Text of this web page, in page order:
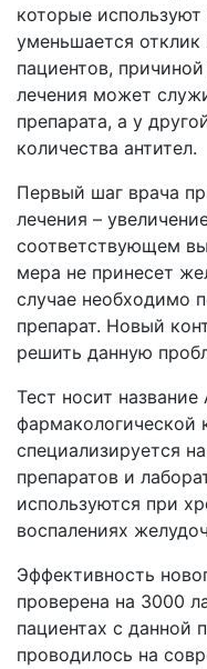
которые
уменьшается
пациентов,
лечения может
препарата, а у
количества антител.
Первый шаг врача
лечения –
соответствующем
мера не принесет
случае необходимо
препарат. Новый
решить данную
Тест носит
специализируется
препаратов и
используются при
воспалениях
Эффективность
проверена на 3000
пациентах с данной
проводилось на